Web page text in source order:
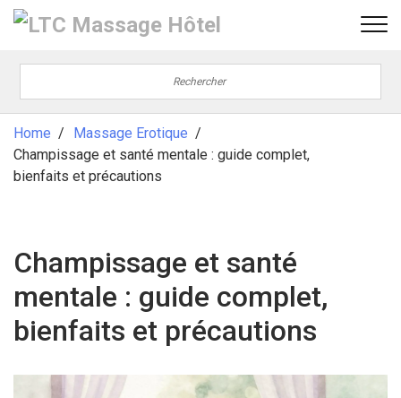
Home
Massage Erotique
Champissage et santé mentale : guide complet,
bienfaits et précautions
Champissage et santé
mentale : guide complet,
bienfaits et précautions